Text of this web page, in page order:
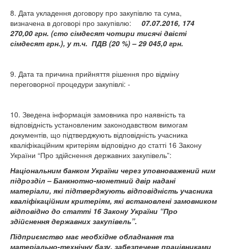
8. Дата укладення договору про закупівлю та сума,
визначена в договорі про закупівлю:
07.07.2016, 174
270,00 грн. (сто сімдесят чотири тисячі двісті
сімдесят грн.), у т.ч. ПДВ (20 %) – 29 045,0 грн.
9. Дата та причина прийняття рішення про відміну
переговорної процедури закупівлі: -
10. Зведена інформація замовника про наявність та
відповідність установленим законодавством вимогам
документів, що підтверджують відповідність учасника
кваліфікаційним критеріям відповідно до статті 16 Закону
України “Про здійснення державних закупівель”:
Національним банком України через уповноважений ним
підрозділ – Банкнотно-монетний двір надані
матеріали, які підтверджують відповідність учасника
кваліфікаційним критеріям, які встановлені замовником
відповідно до статті 16 Закону України “Про
здійснення державних закупівель”.
Підприємство має необхідне обладнання та
матеріально-технічну базу, забезпечене працівниками